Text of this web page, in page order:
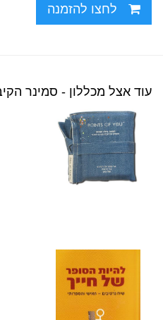
לחצו להזמנה
עוד אצל מכללון - סמינר